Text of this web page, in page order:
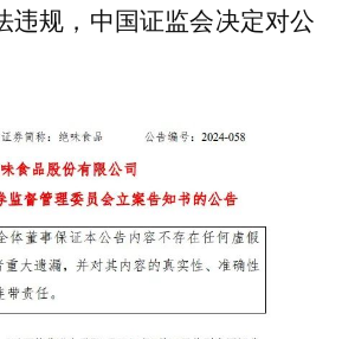
违规，中国证监会决定对公